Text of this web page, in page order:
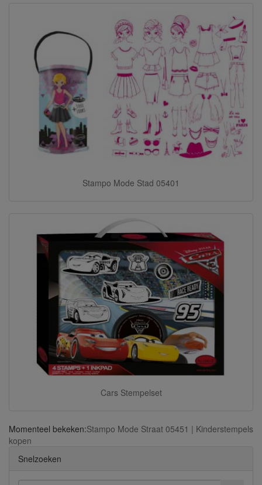
Stampo Mode Stad 05401
Cars Stempelset
Momenteel bekeken:Stampo Mode Straat 05451 | Kinderstempels
kopen
Snelzoeken